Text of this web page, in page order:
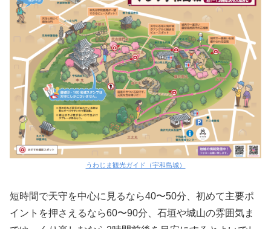
うわじま観光ガイド（宇和島城）
短時間で天守を中心に見るなら40〜50分、初めて主要ポ
イントを押さえるなら60〜90分、石垣や城山の雰囲気ま